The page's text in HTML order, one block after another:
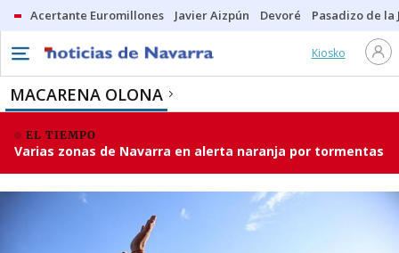
Acertante Euromillones Javier Aizpún Devoré Pasadizo de la
Kiosko
MACARENA OLONA
EL TIEMPO
Varias zonas de Navarra en alerta naranja por tormentas